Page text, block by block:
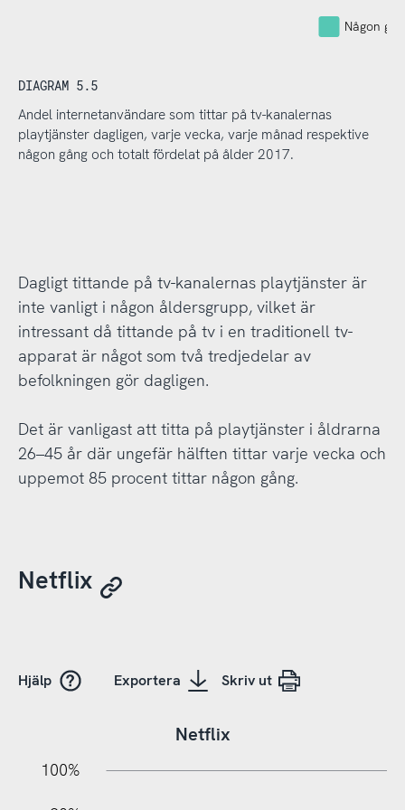
Någon
DIAGRAM 5.5
Andel internetanvändare som tittar på tv-kanalernas
playtjänster dagligen, varje vecka, varje månad respektive
någon gång och totalt fördelat på ålder 2017.
Dagligt tittande på tv-kanalernas playtjänster är
inte vanligt i någon åldersgrupp, vilket är
intressant då tittande på tv i en traditionell tv-
apparat är något som två tredjedelar av
befolkningen gör dagligen.
Det är vanligast att titta på playtjänster i åldrarna
26–45 år där ungefär hälften tittar varje vecka och
uppemot 85 procent tittar någon gång.
Netflix
Hjälp Exportera Skriv ut
Netflix
100%